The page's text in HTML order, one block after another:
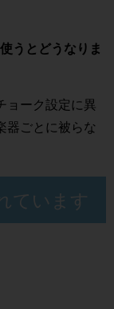
うとどうなりま
ョーク設定に異
器ごとに被らな
ています